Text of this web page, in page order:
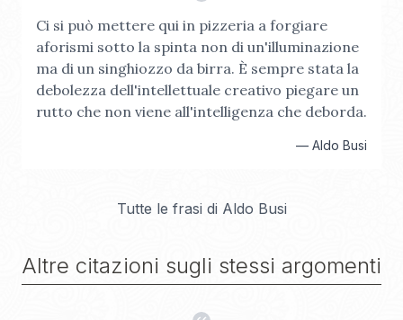
Ci si può mettere qui in pizzeria a forgiare
aforismi sotto la spinta non di un'illuminazione
ma di un singhiozzo da birra. È sempre stata la
debolezza dell'intellettuale creativo piegare un
rutto che non viene all'intelligenza che deborda.
— Aldo Busi
Tutte le frasi di Aldo Busi
Altre citazioni sugli stessi argomenti